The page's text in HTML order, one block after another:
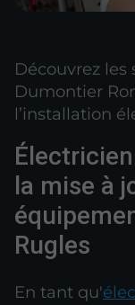
Découvrez les
Dumontier
l’installation
la mise à
Rugles
En tant qu'